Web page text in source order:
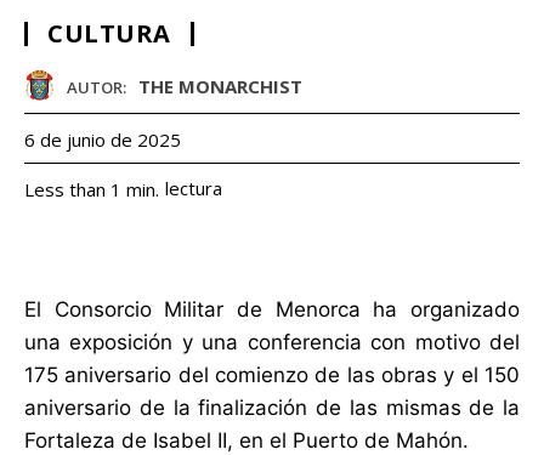
CULTURA
AUTOR: THE MONARCHIST
6 de junio de 2025
Less than 1 min. lectura
El Consorcio Militar de Menorca ha organizado
una exposición y una conferencia con motivo del
175 aniversario del comienzo de las obras y el 150
aniversario de la finalización de las mismas de la
Fortaleza de Isabel II, en el Puerto de Mahón.